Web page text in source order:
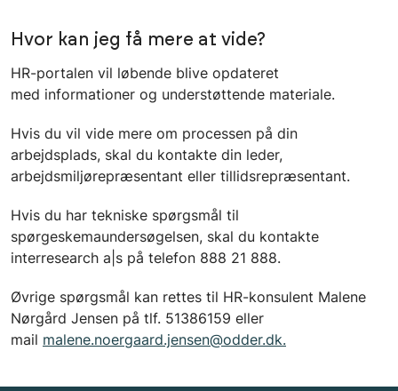
Hvor kan jeg få mere at vide?
HR-portalen vil løbende blive opdateret
med informationer og understøttende materiale.
Hvis du vil vide mere om processen på din
arbejdsplads, skal du kontakte din leder,
arbejdsmiljørepræsentant eller tillidsrepræsentant.
Hvis du har tekniske spørgsmål til
spørgeskemaundersøgelsen, skal du kontakte
interresearch a|s på telefon 888 21 888.
Øvrige spørgsmål kan rettes til HR-konsulent Malene
Nørgård Jensen på tlf. 51386159 eller
mail malene.noergaard.jensen@odder.dk.